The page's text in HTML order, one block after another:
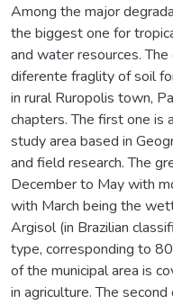
Among the major
the biggest one for
and water resources.
diferente fraglity of soil
in rural Ruropolis town,
chapters. The first one is
study area based in
and field research. The
December to May with
with March being the
Argisol (in Brazilian
type, corresponding to
of the municipal area is
in agriculture. The